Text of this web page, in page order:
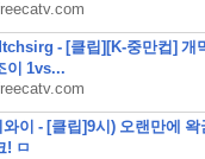
- [클립][K-중만컵] 개
이 1vs...
이 - [클립]9시) 오랜만에 왁
! ㅁ